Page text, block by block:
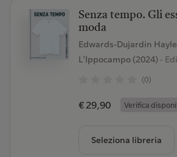
Senza tempo. Gli
moda
Edwards-Dujardin
L'Ippocampo (2024)-
(0)
€ 29,90 Verifica
Seleziona libreria